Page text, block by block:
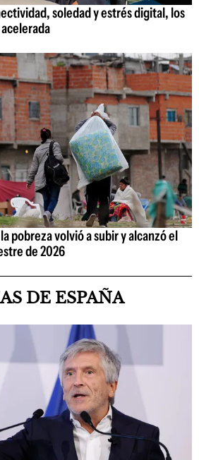
soledad y estrés digital, los
pobreza volvió a subir y alcanzó el
de 2026
DE ESPAÑA